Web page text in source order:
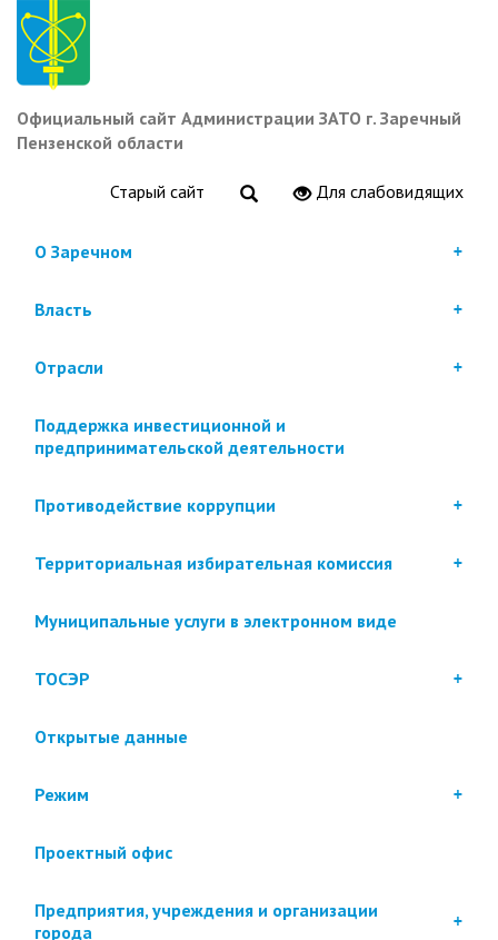
Перейти
основному
содержанию
Официальный сайт Администрации ЗАТО г. Заречный
Пензенской области
Старый сайт Для слабовидящих
О Заречном
Власть
Отрасли
Поддержка инвестиционной и
предпринимательской деятельности
Противодействие коррупции
Территориальная избирательная комиссия
Муниципальные услуги в электронном виде
ТОСЭР
Открытые данные
Режим
Проектный офис
Предприятия, учреждения и организации
города